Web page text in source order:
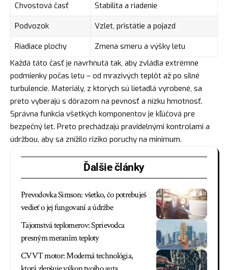
Chvostová časť
Stabilita a riadenie
Podvozok
Vzlet, pristátie a pojazd
Riadiace plochy
Zmena smeru a výšky letu
Každá táto časť je navrhnutá tak, aby zvládla extrémne
podmienky počas letu – od mrazivých teplôt až po silné
turbulencie. Materiály, z ktorých sú lietadlá vyrobené, sa
preto vyberajú s dôrazom na pevnosť a nízku hmotnosť.
Správna funkcia všetkých komponentov je kľúčová pre
bezpečný let. Preto prechádzajú pravidelnými kontrolami a
údržbou, aby sa znížilo riziko poruchy na minimum.
Ďalšie články
Prevodovka Simson: všetko, čo potrebuješ
vedieť o jej fungovaní a údržbe
Tajomstvá teplomerov: Sprievodca
presným meraním teploty
CVVT motor: Moderná technológia,